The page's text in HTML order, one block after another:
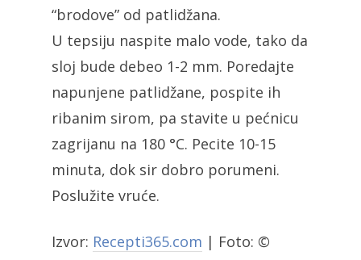
“brodove” od patlidžana.
U tepsiju naspite malo vode, tako da
sloj bude debeo 1-2 mm. Poredajte
napunjene patlidžane, pospite ih
ribanim sirom, pa stavite u pećnicu
zagrijanu na 180 °C. Pecite 10-15
minuta, dok sir dobro porumeni.
Poslužite vruće.
Izvor: Recepti365.com | Foto: ©